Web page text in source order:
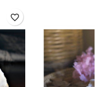
favorite_border